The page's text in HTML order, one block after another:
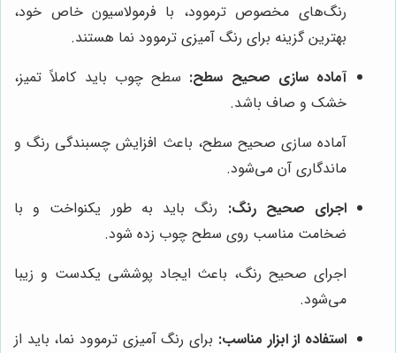
رنگ‌های مخصوص ترموود، با فرمولاسیون خاص خود،
بهترین گزینه برای رنگ آمیزی ترموود نما هستند.
آماده سازی صحیح سطح: سطح چوب باید کاملاً تمیز،
خشک و صاف باشد.
آماده سازی صحیح سطح، باعث افزایش چسبندگی رنگ و
ماندگاری آن می‌شود.
اجرای صحیح رنگ: رنگ باید به طور یکنواخت و با
ضخامت مناسب روی سطح چوب زده شود.
اجرای صحیح رنگ، باعث ایجاد پوششی یکدست و زیبا
می‌شود.
استفاده از ابزار مناسب: برای رنگ آمیزی ترموود نما، باید از